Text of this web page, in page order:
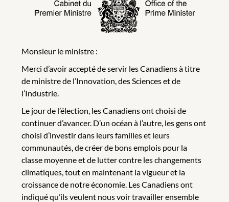
Monsieur le ministre :
Merci d’avoir accepté de servir les Canadiens à titre
de ministre de l’Innovation, des Sciences et de
l’Industrie.
Le jour de l’élection, les Canadiens ont choisi de
continuer d’avancer. D’un océan à l’autre, les gens ont
choisi d’investir dans leurs familles et leurs
communautés, de créer de bons emplois pour la
classe moyenne et de lutter contre les changements
climatiques, tout en maintenant la vigueur et la
croissance de notre économie. Les Canadiens ont
indiqué qu’ils veulent nous voir travailler ensemble